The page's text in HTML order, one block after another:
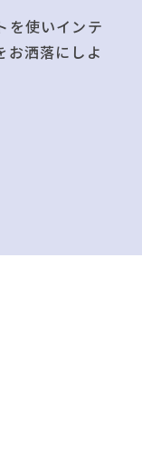
を使いインテ
お洒落にしよ